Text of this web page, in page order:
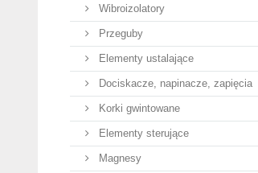
Wibroizolatory
Przeguby
Elementy ustalające
Dociskacze, napinacze, zapięcia
Korki gwintowane
Elementy sterujące
Magnesy